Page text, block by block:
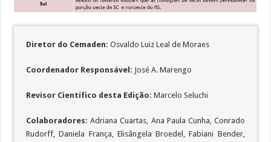
Diretor do Cemaden:Osvaldo Luiz Leal de Moraes
Coordenador Responsável: José A. Marengo
Revisor Científico desta Edição:Marcelo Seluchi
Colaboradores:Adriana Cuartas, Ana Paula Cunha, Conrado
Rudorff, Daniela França, Elisângela Broedel, Fabiani Bender,